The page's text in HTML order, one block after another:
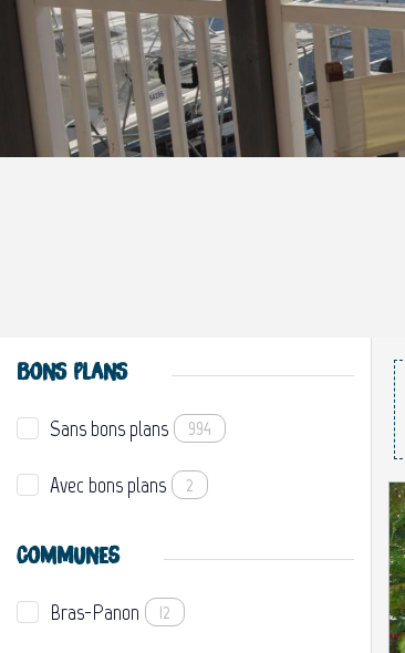
BONS PLANS
Sans bons plans 994
Avec bons plans 2
COMMUNES
Bras-Panon 12